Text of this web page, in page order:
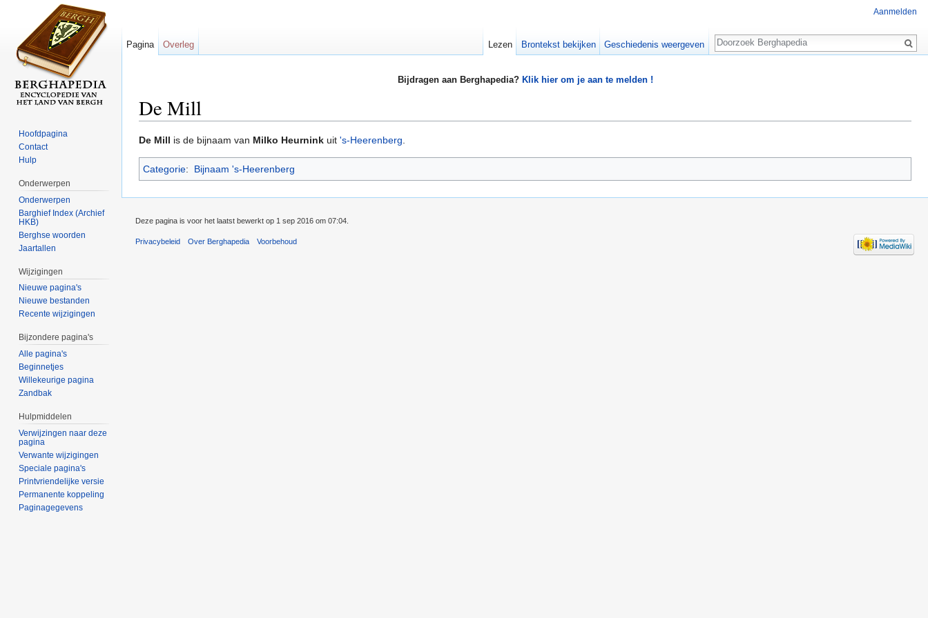
Bijdragen aan Berghapedia? Klik hier om je aan te melden !
De Mill
De Mill is de bijnaam van Milko Heurnink uit 's-Heerenberg.
Categorie: Bijnaam 's-Heerenberg
Aanmelden
Pagina Overleg Lezen Brontekst bekijken Geschiedenis weergeven
Zoeken
Hoofdpagina
Contact
Hulp
Onderwerpen
Onderwerpen
Barghief Index (Archief
HKB)
Berghse woorden
Jaartallen
Wijzigingen
Nieuwe pagina's
Nieuwe bestanden
Recente wijzigingen
Bijzondere pagina's
Alle pagina's
Beginnetjes
Willekeurige pagina
Zandbak
Hulpmiddelen
Verwijzingen naar deze
pagina
Verwante wijzigingen
Speciale pagina's
Printvriendelijke versie
Permanente koppeling
Paginagegevens
Deze pagina is voor het laatst bewerkt op 1 sep 2016 om 07:04.
Privacybeleid Over Berghapedia Voorbehoud